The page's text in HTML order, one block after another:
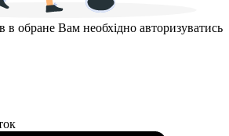
в обране Вам необхідно авторизуватись